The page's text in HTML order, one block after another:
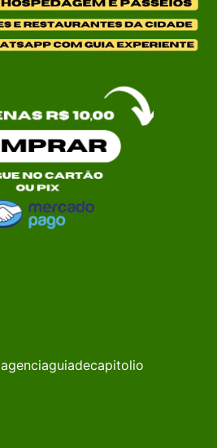
agenciaguiadecapitolio